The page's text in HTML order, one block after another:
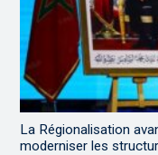
La Régionalisation
moderniser les